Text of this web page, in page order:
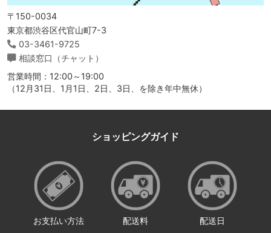
〒150-0034
東京都渋谷区代官山町7-3
03-3461-9725
相談窓口（チャット）
営業時間：12:00～19:00
（12月31日、1月1日、2日、3日、を除き年中無休）
ショッピングガイド
お支払い方法 配送料 配送日